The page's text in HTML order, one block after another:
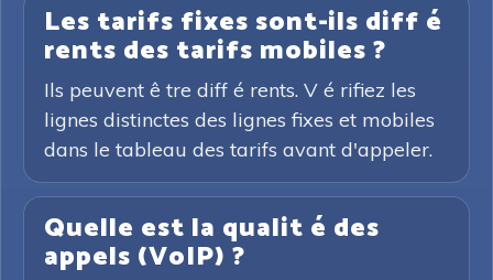
Les tarifs fixes sont-ils diff é
rents des tarifs mobiles ?
Ils peuvent ê tre diff é rents. V é rifiez les
lignes distinctes des lignes fixes et mobiles
dans le tableau des tarifs avant d'appeler.
Quelle est la qualit é des
appels (VoIP) ?